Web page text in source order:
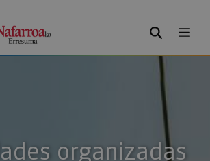
BUSCAR
organizadas